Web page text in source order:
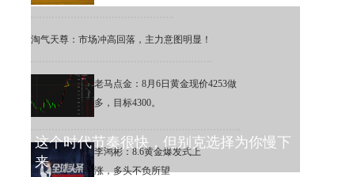
淘气天尊：市场冲高回落，主力意图明显！
老马点金：8月6日黄金现价4253做
多，目标4300。
李鸿彬：8.6黄金爆发式上
涨，多头不负所望
这个时代节奏很快，但别克选择为你慢下
来